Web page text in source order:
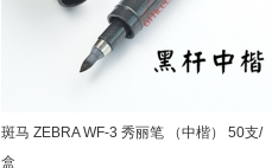
斑马 ZEBRA WF-3 秀丽笔 （中楷） 50支/
盒